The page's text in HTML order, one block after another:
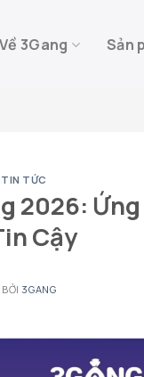
Về 3Gang Sản
TIN TỨC
2026:
Cậy
BỞI 3GANG